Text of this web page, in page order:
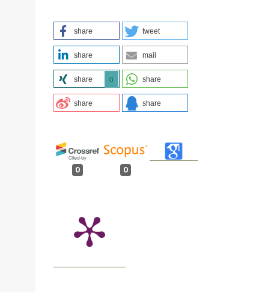
share tweet
share mail
share 0 share
share share
0 0